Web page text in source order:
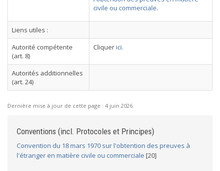
civile ou commerciale.
Liens utiles :
Autorité compétente
(art. 8)
Cliquerici.
Autorités additionnelles
(art. 24)
Dernière mise à jour de cette page : 4 juin 2026
Conventions (incl. Protocoles et Principes)
Convention du 18 mars 1970 sur l'obtention des preuves à
l'étranger en matière civile ou commerciale [20]